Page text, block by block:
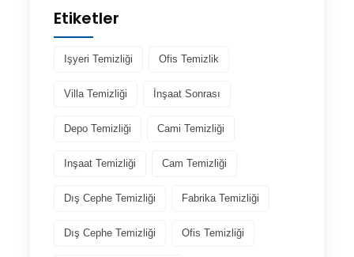
Etiketler
Işyeri Temizliği Ofis Temizlik
Villa Temizliği İnşaat Sonrası
Depo Temizliği Cami Temizliği
Inşaat Temizliği Cam Temizliği
Dış Cephe Temizliği Fabrika Temizliği
Dış Cephe Temizliği Ofis Temizliği